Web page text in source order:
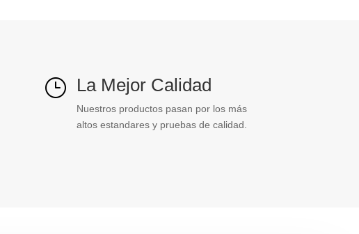
} La Mejor Calidad
Nuestros productos pasan por los más
altos estandares y pruebas de calidad.